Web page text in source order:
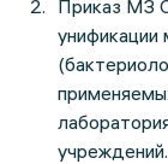
Приказ МЗ
унификации
учреждений.